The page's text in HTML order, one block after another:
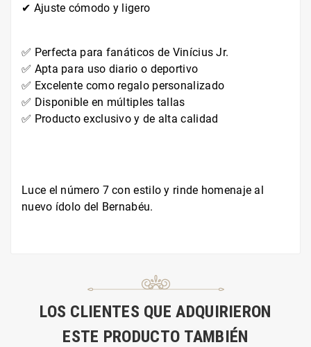
✔ Ajuste cómodo y ligero
✅ Perfecta para fanáticos de Vinícius Jr.
✅ Apta para uso diario o deportivo
✅ Excelente como regalo personalizado
✅ Disponible en múltiples tallas
✅ Producto exclusivo y de alta calidad
Luce el número 7 con estilo y rinde homenaje al
nuevo ídolo del Bernabéu.
LOS CLIENTES QUE ADQUIRIERON
ESTE PRODUCTO TAMBIÉN